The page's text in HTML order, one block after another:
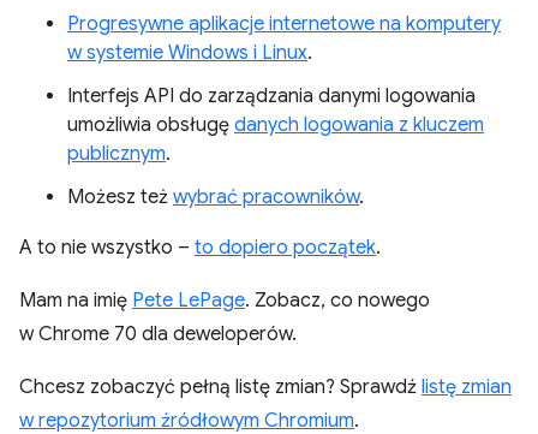
Progresywne aplikacje internetowe na komputery
w systemie Windows i Linux.
Interfejs API do zarządzania danymi logowania
umożliwia obsługę danych logowania z kluczem
publicznym.
Możesz też wybrać pracowników.
A to nie wszystko – to dopiero początek.
Mam na imię Pete LePage. Zobacz, co nowego
w Chrome 70 dla deweloperów.
Chcesz zobaczyć pełną listę zmian? Sprawdź listę zmian
w repozytorium źródłowym Chromium.